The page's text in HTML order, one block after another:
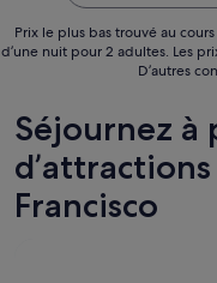
Prix le plus bas trouvé au
d’une nuit pour 2 adultes. Les
D’autres
Séjournez à
Francisco